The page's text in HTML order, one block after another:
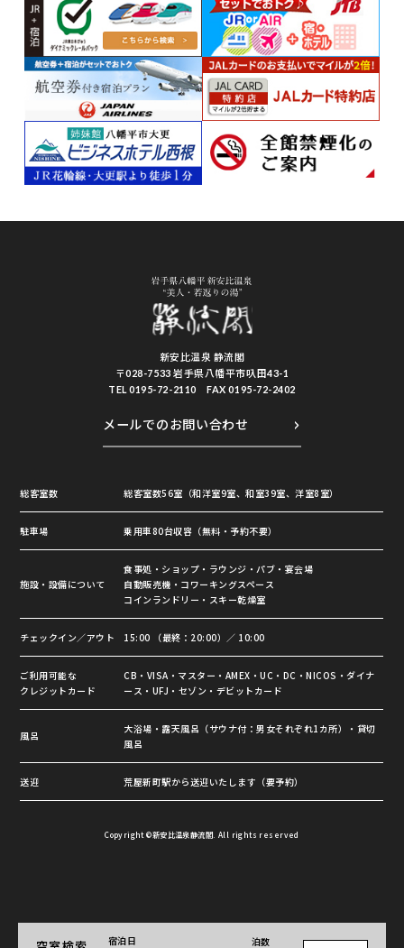
宿泊日 泊数
新安比温泉 静流閣
〒028-7533 岩手県八幡平市叺田43-1
TEL 0195-72-2110 FAX 0195-72-2402
メールでのお問い合わせ
総客室数 総客室数56室（和洋室9室、和室39室、洋室8室）
駐車場 乗用車80台収容（無料・予約不要）
施設・設備について
食事処・ショップ・ラウンジ・パブ・宴会場
自動販売機・コワーキングスペース
コインランドリー・スキー乾燥室
チェックイン／アウト 15:00 （最終：20:00）／ 10:00
ご利用可能な
クレジットカード
CB・VISA・マスター・AMEX・UC・DC・NICOS・ダイナ
ース・UFJ・セゾン・デビットカード
風呂
大浴場・露天風呂（サウナ付：男女それぞれ1カ所）・貸切
風呂
送迎 荒屋新町駅から送迎いたします（要予約）
Copyright ©新安比温泉静流閣. All rights reserved